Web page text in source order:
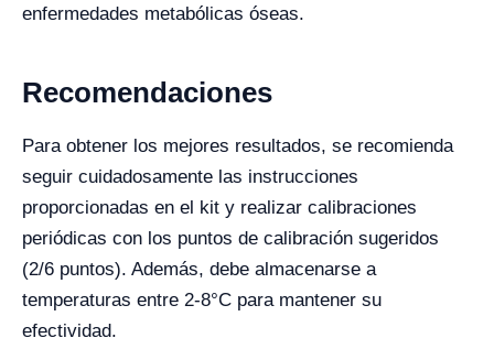
enfermedades metabólicas óseas.
Recomendaciones
Para obtener los mejores resultados, se recomienda
seguir cuidadosamente las instrucciones
proporcionadas en el kit y realizar calibraciones
periódicas con los puntos de calibración sugeridos
(2/6 puntos). Además, debe almacenarse a
temperaturas entre 2-8°C para mantener su
efectividad.